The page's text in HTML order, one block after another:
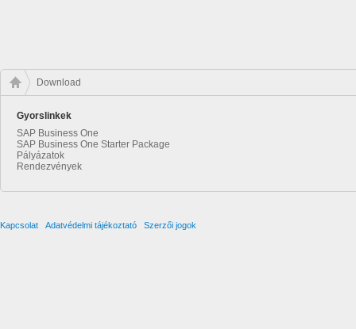
Download
Gyorslinkek
SAP Business One
SAP Business One Starter Package
Pályázatok
Rendezvények
Kapcsolat Adatvédelmi tájékoztató Szerzői jogok